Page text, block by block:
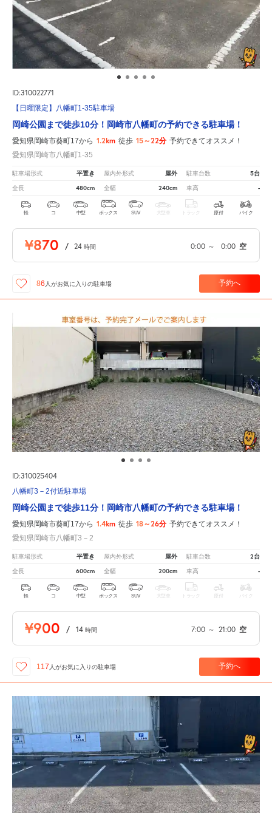
ID:310022771
【日曜限定】八幡町1-35駐車場
岡崎公園まで徒歩10分！岡崎市八幡町の予約できる駐車場！
愛知県岡崎市葵町17から 1.2km 徒歩 15～22分 予約できてオススメ！
愛知県岡崎市八幡町1-35
駐車場形式 平置き 屋内外形式 屋外 駐車台数 5台
全長 480cm 全幅 240cm 車高 -
軽 コ 中型 ボックス SUV 大型車 トラック 原付 バイク
¥870 / 24 時間 0:00 ～ 0:00 空
86 人がお気に入りの駐車場 予約へ
ID:310025404
八幡町3－2付近駐車場
岡崎公園まで徒歩11分！岡崎市八幡町の予約できる駐車場！
愛知県岡崎市葵町17から 1.4km 徒歩 18～26分 予約できてオススメ！
愛知県岡崎市八幡町3－2
駐車場形式 平置き 屋内外形式 屋外 駐車台数 2台
全長 600cm 全幅 200cm 車高 -
軽 コ 中型 ボックス SUV 大型車 トラック 原付 バイク
¥900 / 14 時間 7:00 ～ 21:00 空
117 人がお気に入りの駐車場 予約へ